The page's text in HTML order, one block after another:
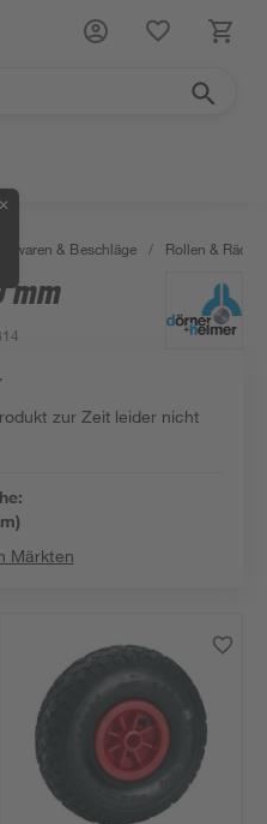
✕
& Beschläge / Rollen & Räder
mm
zur Zeit leider nicht
Märkten